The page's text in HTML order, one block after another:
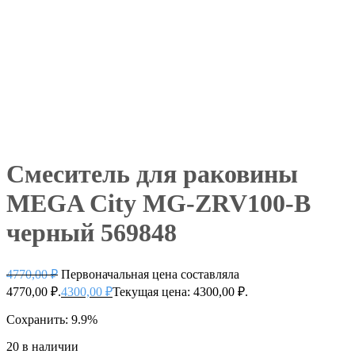
Смеситель для раковины
MEGA City MG-ZRV100-B
черный 569848
4770,00₽ Первоначальная цена составляла
4770,00 ₽.4300,00 ₽Текущая цена: 4300,00 ₽.
Сохранить: 9.9%
20 в наличии